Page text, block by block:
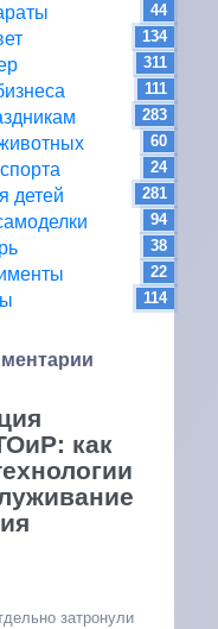
44
134
311
111
283
60
24
детей 281
94
38
22
114
как
затронули